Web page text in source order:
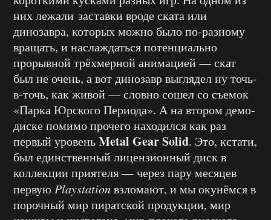
них лежали заставки вроде ската или
динозавра, которых можно было по-разному
вращать, и наслаждаться потенциально
прорывной трёхмерной анимацией — скат
был не очень, а вот динозавр выглядел ну точь-
в-точь, как живой — словно сошел со съемок
«Парка Юрского Периода». А на втором демо-
диске помимо прочего находился как раз
первый уровеньMetal Gear Solid. Это, кстати,
был единственный лицензионный диск в
коллекции приятеля — через пару месяцев
первуюPlaystationвзломают, и мы окунёмся в
порочный мир пиратской продукции, мир